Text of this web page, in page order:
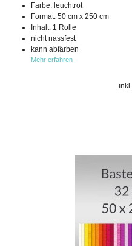
Farbe: leuchtrot
Format: 50 cm x 250 cm
Inhalt: 1 Rolle
nicht nassfest
kann abfärben
Mehr erfahren